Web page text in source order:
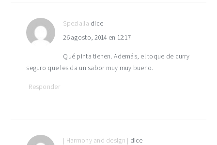
los
lectores
Spezialia dice
26 agosto, 2014 en 12:17
Qué pinta tienen. Además, el toque de curry
seguro que les da un sabor muy muy bueno.
Responder
| Harmony and design | dice